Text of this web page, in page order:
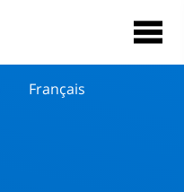
Français